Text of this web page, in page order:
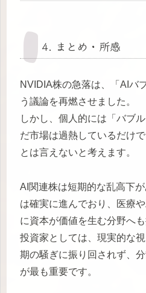
4. まとめ・所感
NVIDIA株の急落は、「AIバ
う議論を再燃させました。
しかし、個人的には「バブ
だ市場は過熱しているだけ
とは言えないと考えます。
AI関連株は短期的な乱高下
は確実に進んでおり、医療
に資本が価値を生む分野へも
投資家としては、現実的な
期の騒ぎに振り回されず、
が最も重要です。